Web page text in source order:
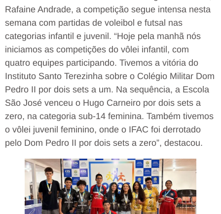
Rafaine Andrade, a competição segue intensa nesta
semana com partidas de voleibol e futsal nas
categorias infantil e juvenil. “Hoje pela manhã nós
iniciamos as competições do vôlei infantil, com
quatro equipes participando. Tivemos a vitória do
Instituto Santo Terezinha sobre o Colégio Militar Dom
Pedro II por dois sets a um. Na sequência, a Escola
São José venceu o Hugo Carneiro por dois sets a
zero, na categoria sub-14 feminina. Também tivemos
o vôlei juvenil feminino, onde o IFAC foi derrotado
pelo Dom Pedro II por dois sets a zero”, destacou.